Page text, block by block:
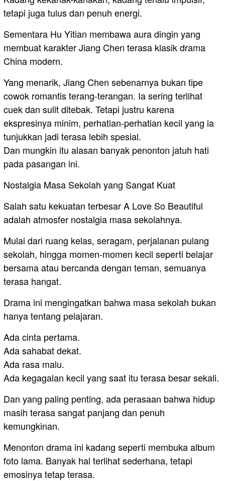
tetapi juga tulus dan penuh energi.
Sementara Hu Yitian membawa aura dingin yang
membuat karakter Jiang Chen terasa klasik drama
China modern.
Yang menarik, Jiang Chen sebenarnya bukan tipe
cowok romantis terang-terangan. Ia sering terlihat
cuek dan sulit ditebak. Tetapi justru karena
ekspresinya minim, perhatian-perhatian kecil yang ia
tunjukkan jadi terasa lebih spesial.
Dan mungkin itu alasan banyak penonton jatuh hati
pada pasangan ini.
Nostalgia Masa Sekolah yang Sangat Kuat
Salah satu kekuatan terbesar A Love So Beautiful
adalah atmosfer nostalgia masa sekolahnya.
Mulai dari ruang kelas, seragam, perjalanan pulang
sekolah, hingga momen-momen kecil seperti belajar
bersama atau bercanda dengan teman, semuanya
terasa hangat.
Drama ini mengingatkan bahwa masa sekolah bukan
hanya tentang pelajaran.
Ada cinta pertama.
Ada sahabat dekat.
Ada rasa malu.
Ada kegagalan kecil yang saat itu terasa besar sekali.
Dan yang paling penting, ada perasaan bahwa hidup
masih terasa sangat panjang dan penuh
kemungkinan.
Menonton drama ini kadang seperti membuka album
foto lama. Banyak hal terlihat sederhana, tetapi
emosinya tetap terasa.